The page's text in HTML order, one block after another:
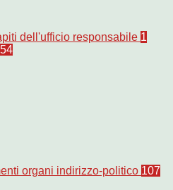
dell'ufficio responsabile 1
organi indirizzo-politico 107